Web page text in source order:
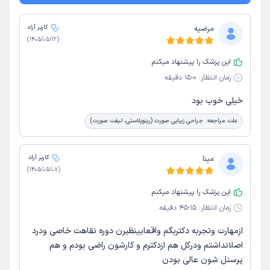
مرضیه
کاربر آزاد
(
1405/05/12
)
این پزشک را پیشنهاد میکنم
زمان انتظار: 0-15 دقیقه
خیلی خوب بود
علت مراجعه: جراحی زیبایی صورت (رینوپلاستی، لیفت صورت)
مینا
کاربر آزاد
(
1405/05/07
)
این پزشک را پیشنهاد میکنم
زمان انتظار: 15-45 دقیقه
ازمهارت وتجربه دکتربگم واقعابینظیرن دوره نقاهت خاصی ودرد
اصلانداشتم ودرکل هم ازدکترم و کارشون راضی بودم و هم
پرسنل شون عالی بودن